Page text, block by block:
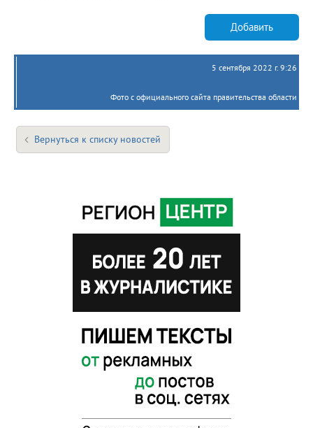
Добавить
5 сентября 2022 г. 9:26
Фото с официального сайта правительства области
Вернуться к списку новостей